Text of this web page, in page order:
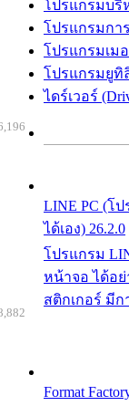
โปรแกรมบริ
โปรแกรมกา
โปรแกรมเม
โปรแกรมยูทิ
ไดร์เวอร์
LINE PC (โ
ได้เอง) 26.2.0
โปรแกรม
หน้าจอ ได้อย่
สติกเกอร์ มีก
Format